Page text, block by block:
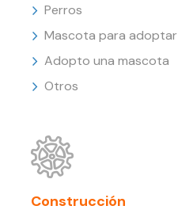
Perros
Mascota para adoptar
Adopto una mascota
Otros
Construcción